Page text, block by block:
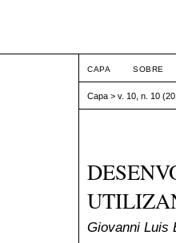
CAPA SOBRE
Capa > v. 10, n. 10
Giovanni Luis